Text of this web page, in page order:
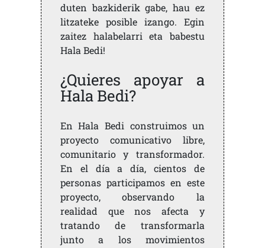
duten bazkiderik gabe, hau ez
litzateke posible izango. Egin
zaitez halabelarri eta babestu
Hala Bedi!
¿Quieres apoyar a
Hala Bedi?
En Hala Bedi construimos un
proyecto comunicativo libre,
comunitario y transformador.
En el día a día, cientos de
personas participamos en este
proyecto, observando la
realidad que nos afecta y
tratando de transformarla
junto a los movimientos